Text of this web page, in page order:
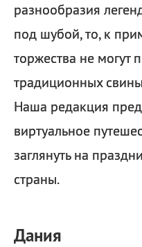
разнообразия
под шубой, то, к
торжества не могут
традиционных
Наша редакция
виртуальное
заглянуть на
страны.
Дания